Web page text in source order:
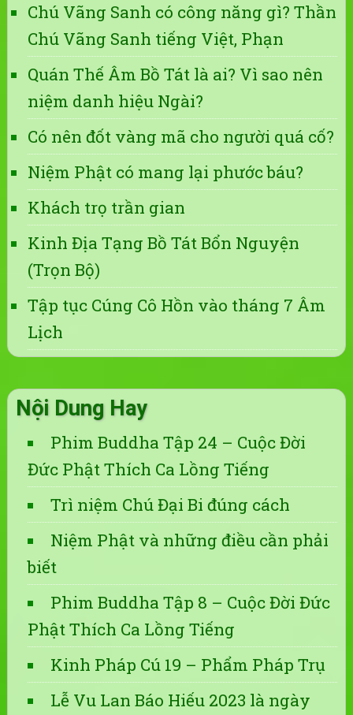
Chú Vãng Sanh có công năng gì? Thần
Chú Vãng Sanh tiếng Việt, Phạn
Quán Thế Âm Bồ Tát là ai? Vì sao nên
niệm danh hiệu Ngài?
Có nên đốt vàng mã cho người quá cố?
Niệm Phật có mang lại phước báu?
Khách trọ trần gian
Kinh Địa Tạng Bồ Tát Bổn Nguyện
(Trọn Bộ)
Tập tục Cúng Cô Hồn vào tháng 7 Âm
Lịch
Nội Dung Hay
Phim Buddha Tập 24 – Cuộc Đời
Đức Phật Thích Ca Lồng Tiếng
Trì niệm Chú Đại Bi đúng cách
Niệm Phật và những điều cần phải
biết
Phim Buddha Tập 8 – Cuộc Đời Đức
Phật Thích Ca Lồng Tiếng
Kinh Pháp Cú 19 – Phẩm Pháp Trụ
Lễ Vu Lan Báo Hiếu 2023 là ngày